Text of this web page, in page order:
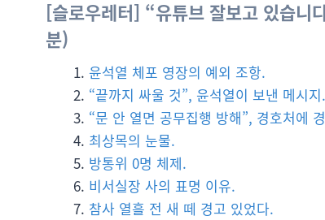
[슬로우레터] “유튜브 잘보고 있습니
분)
윤석열 체포 영장의 예외 조항.
“끝까지 싸울 것”, 윤석열이 보낸 메시지.
“문 안 열면 공무집행 방해”, 경호처에
최상목의 눈물.
방통위 0명 체제.
비서실장 사의 표명 이유.
참사 열흘 전 새 떼 경고 있었다.